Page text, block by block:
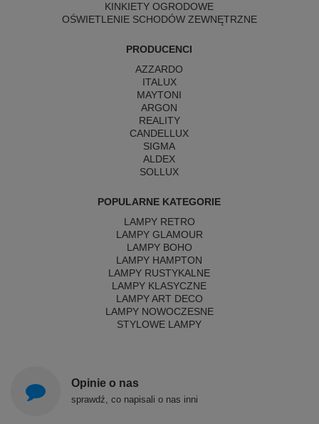
KINKIETY OGRODOWE
OŚWIETLENIE SCHODÓW ZEWNĘTRZNE
PRODUCENCI
AZZARDO
ITALUX
MAYTONI
ARGON
REALITY
CANDELLUX
SIGMA
ALDEX
SOLLUX
POPULARNE KATEGORIE
LAMPY RETRO
LAMPY GLAMOUR
LAMPY BOHO
LAMPY HAMPTON
LAMPY RUSTYKALNE
LAMPY KLASYCZNE
LAMPY ART DECO
LAMPY NOWOCZESNE
STYLOWE LAMPY
Opinie o nas
sprawdź, co napisali o nas inni